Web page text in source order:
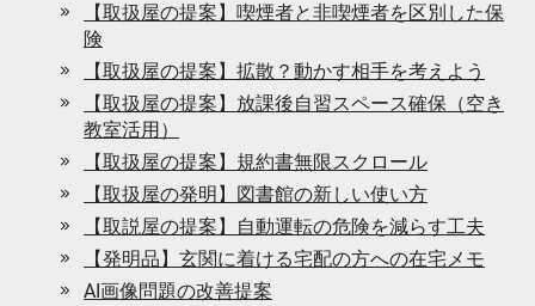
【取扱屋の提案】喫煙者と非喫煙者を区別した保
険
【取扱屋の提案】拡散？動かす相手を考えよう
【取扱屋の提案】放課後自習スペース確保（空き
教室活用）
【取扱屋の提案】規約書無限スクロール
【取扱屋の発明】図書館の新しい使い方
【取説屋の提案】自動運転の危険を減らす工夫
【発明品】玄関に着ける宅配の方への在宅メモ
AI画像問題の改善提案